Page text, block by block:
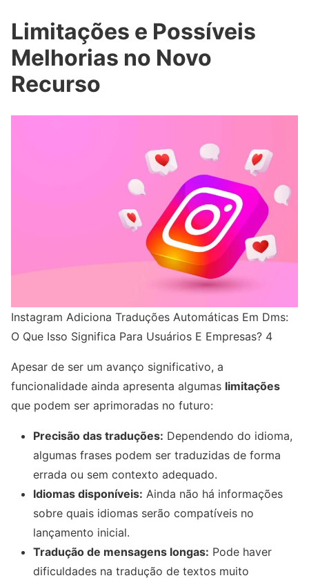
Limitações e Possíveis
Melhorias no Novo
Recurso
Instagram Adiciona Traduções Automáticas Em Dms:
O Que Isso Significa Para Usuários E Empresas? 4
Apesar de ser um avanço significativo, a
funcionalidade ainda apresenta algumas limitações
que podem ser aprimoradas no futuro:
Precisão das traduções: Dependendo do idioma,
algumas frases podem ser traduzidas de forma
errada ou sem contexto adequado.
Idiomas disponíveis: Ainda não há informações
sobre quais idiomas serão compatíveis no
lançamento inicial.
Tradução de mensagens longas: Pode haver
dificuldades na tradução de textos muito